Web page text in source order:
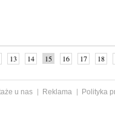
13 14 15 16 17 18
u nas Reklama
Polityka